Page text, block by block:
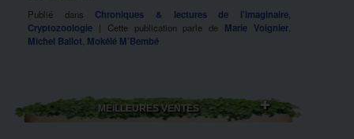
Publié dans Chroniques & lectures de l'imaginaire
Cryptozoologie | Cette publication parle de Marie Voignier
Michel Ballot Mokélé M’Bembé
MEILLEURES VENTES